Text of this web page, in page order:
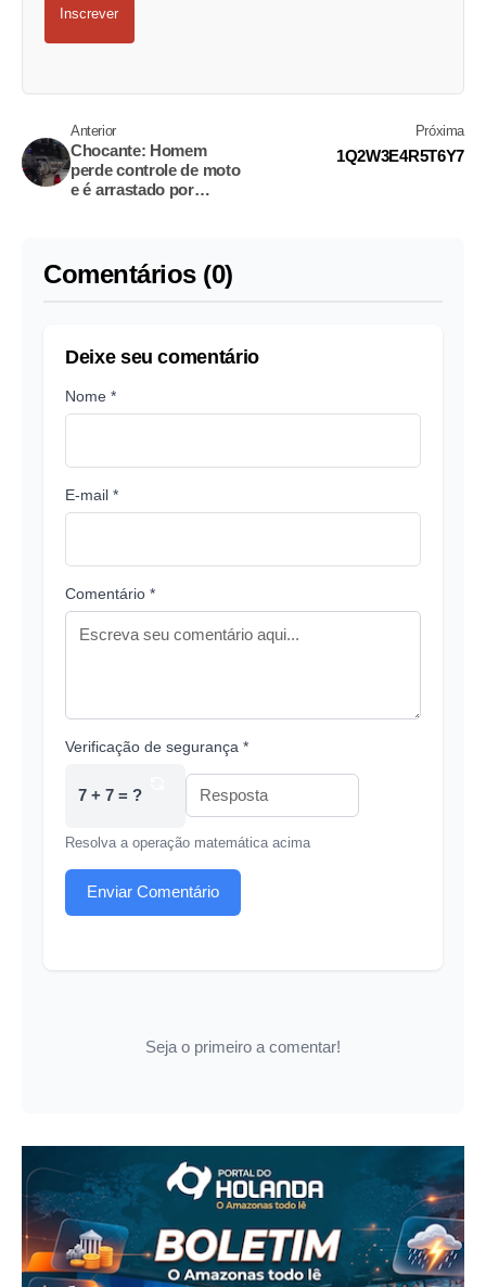
Inscrever
Anterior
Chocante: Homem
perde controle de moto
e é arrastado por
Próxima
1Q2W3E4R5T6Y7
Comentários (0)
Deixe seu comentário
Nome *
E-mail *
Comentário *
Verificação de segurança *
7 + 7 = ?
Resolva a operação matemática acima
Enviar Comentário
Seja o primeiro a comentar!